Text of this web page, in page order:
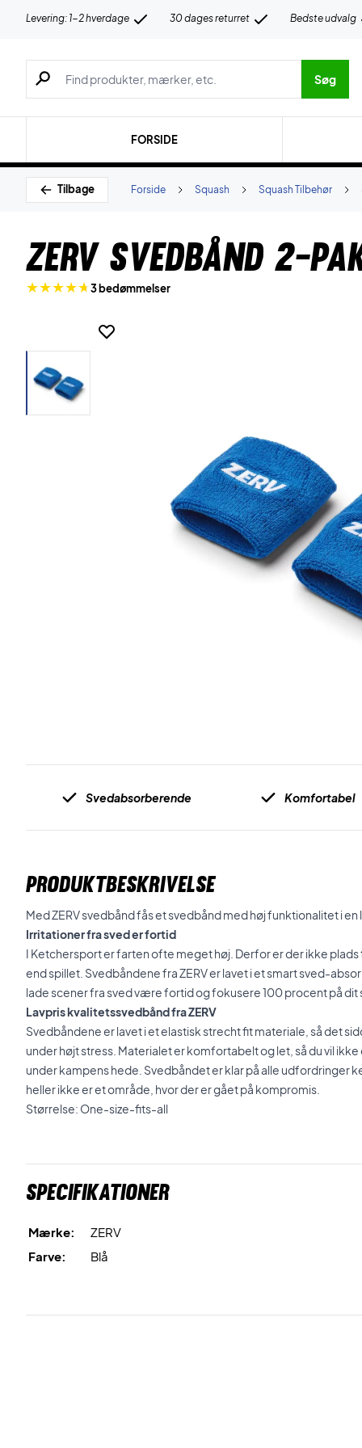
Levering: 1-2 hverdage 30 dages returret Bedste udvalg
Søg efter produkter, mærker etc.
Søg
FORSIDE
Tilbage Squash Tilbehør
Squash
Forside
ZERV Svedbånd 2-
3 bedømmelser
Svedabsorberende Komfortabel
PRODUKTBESKRIVELSE
Med ZERV svedbånd fås et svedbånd med høj funktionalitet i
Irritationer fra sved er fortid
I Ketchersport er farten ofte meget høj. Derfor er der ikke
end spillet. Svedbåndene fra ZERV er lavet i et smart sved-
lade scener fra sved være fortid og fokusere 100 procent på dit
Lavpris kvalitetssvedbånd fra ZERV
Svedbåndene er lavet i et elastisk strecht fit materiale, så det
under højt stress. Materialet er komfortabelt og let, så du vil
under kampens hede. Svedbåndet er klar på alle udfordringer
heller ikke er et område, hvor der er gået på kompromis.
Størrelse: One-size-fits-all
Specifikationer
Mærke:
ZERV
Farve:
Blå